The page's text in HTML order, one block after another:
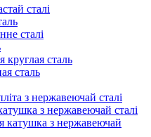
сталі
сталі
круглая сталь
сталь
з нержавеючай сталі
з нержавеючай сталі
катушка з нержавеючай